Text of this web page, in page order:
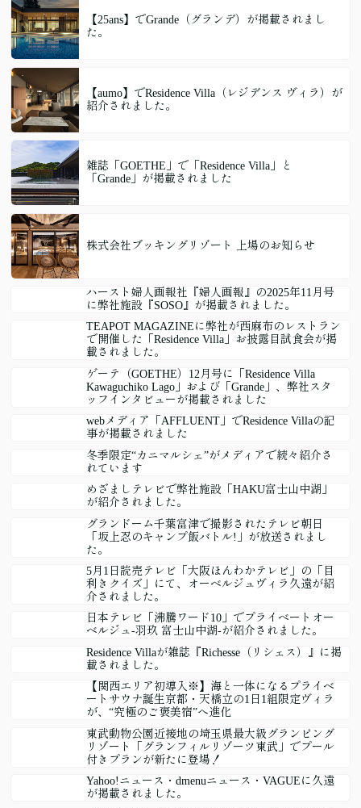
【25ans】でGrande（グランデ）が掲載されまし
た。
【aumo】でResidence Villa（レジデンス ヴィラ）が
紹介されました。
雑誌「GOETHE」で「Residence Villa」と
「Grande」が掲載されました
株式会社ブッキングリゾート 上場のお知らせ
ハースト婦人画報社『婦人画報』の2025年11月号
に弊社施設『SOSO』が掲載されました。
TEAPOT MAGAZINEに弊社が西麻布のレストラン
で開催した「Residence Villa」お披露目試食会が掲
載されました。
ゲーテ（GOETHE）12月号に「Residence Villa
Kawaguchiko Lago」および「Grande」、弊社スタ
ッフインタビューが掲載されました
webメディア「AFFLUENT」でResidence Villaの記
事が掲載されました
冬季限定“カニマルシェ”がメディアで続々紹介さ
れています
めざましテレビで弊社施設「HAKU富士山中湖」
が紹介されました。
グランドーム千葉富津で撮影されたテレビ朝日
「坂上忍のキャンプ飯バトル!」が放送されまし
た。
5月1日読売テレビ「大阪ほんわかテレビ」の「目
利きクイズ」にて、オーベルジュヴィラ久遠が紹
介されました。
日本テレビ「沸騰ワード10」でプライベートオー
ベルジュ-羽玖 富士山中湖-が紹介されました。
Residence Villaが雑誌『Richesse（リシェス）』に掲
載されました。
【関西エリア初導入※】海と一体になるプライベ
ートサウナ誕生京都・天橋立の1日1組限定ヴィラ
が、“究極のご褒美宿”へ進化
東武動物公園近接地の埼玉県最大級グランピング
リゾート「グランフィルリゾーツ東武」でプール
付きプランが新たに登場！
Yahoo!ニュース・dmenuニュース・VAGUEに久遠
が掲載されました。